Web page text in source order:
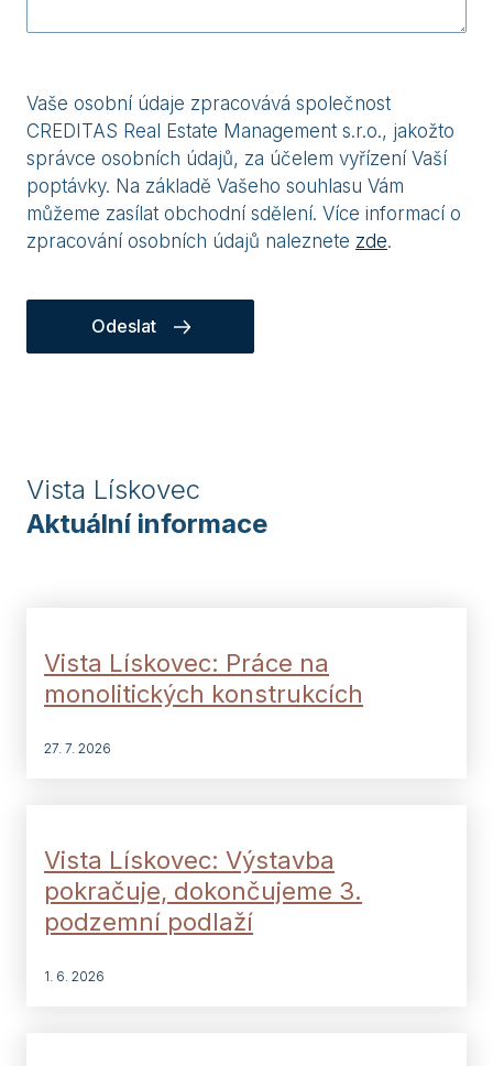
Vaše osobní údaje zpracovává společnost
CREDITAS Real Estate Management s.r.o., jakožto
správce osobních údajů, za účelem vyřízení Vaší
poptávky. Na základě Vašeho souhlasu Vám
můžeme zasílat obchodní sdělení. Více informací o
zpracování osobních údajů naleznete zde.
Odeslat
Vista Lískovec
Aktuální informace
Vista Lískovec: Práce na
monolitických konstrukcích
27. 7. 2026
Vista Lískovec: Výstavba
pokračuje, dokončujeme 3.
podzemní podlaží
1. 6. 2026